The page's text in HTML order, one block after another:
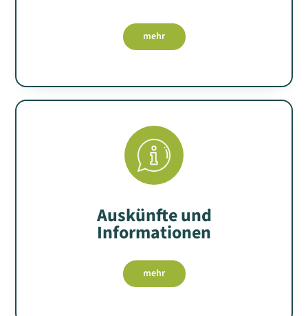
mehr
Auskünfte und
Informationen
mehr